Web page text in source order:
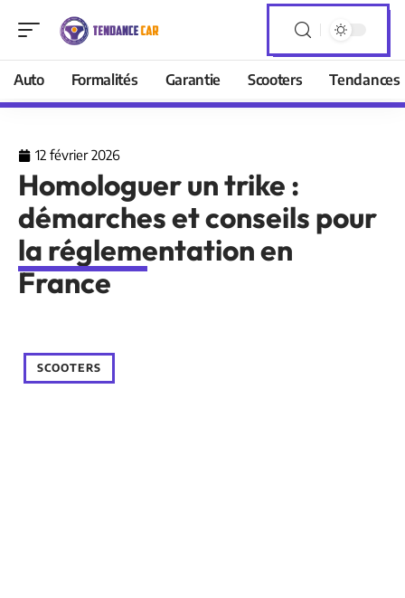
Auto Formalités Garantie Scooters Tendances
12 février 2026
Homologuer un trike :
démarches et conseils pour
la réglementation en
France
SCOOTERS